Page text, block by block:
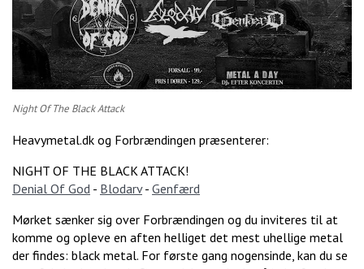
Night Of The Black Attack
Heavymetal.dk og Forbrændingen præsenterer:
NIGHT OF THE BLACK ATTACK!
Denial Of God - Blodarv- Genfærd
Mørket sænker sig over Forbrændingen og du inviteres til at
komme og opleve en aften helliget det mest uhellige metal
der findes: black metal. For første gang nogensinde, kan du se